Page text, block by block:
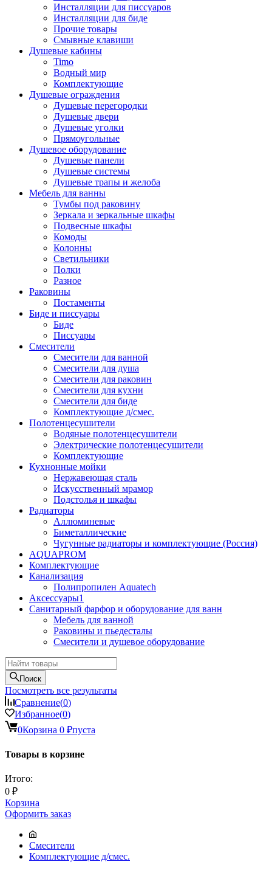
Инсталляции для писсуаров
Инсталляции для биде
Прочие товары
Смывные клавиши
Душевые кабины
Timo
Водный мир
Комплектующие
Душевые ограждения
Душевые перегородки
Душевые двери
Душевые уголки
Прямоугольные
Душевое оборудование
Душевые панели
Душевые системы
Душевые трапы и желоба
Мебель для ванны
Тумбы под раковину
Зеркала и зеркальные шкафы
Подвесные шкафы
Комоды
Колонны
Светильники
Полки
Разное
Раковины
Постаменты
Биде и писсуары
Биде
Писсуары
Смесители
Смесители для ванной
Смесители для душа
Смесители для раковин
Смесители для кухни
Смесители для биде
Комплектующие д/смес.
Полотенцесушители
Водяные полотенцесушители
Электрические полотенцесушители
Комплектующие
Кухнонные мойки
Нержавеющая сталь
Искусственный мрамор
Подстолья и шкафы
Радиаторы
Аллюминевые
Биметаллические
Чугунные радиаторы и комплектующие (Россия)
AQUAPROM
Комплектующие
Канализация
Полипропилен Aquatech
Аксессуары1
Санитарный фарфор и оборудование для ванн
Мебель для ванной
Раковины и пьедесталы
Смесители и душевое оборудование
Поиск
Посмотреть все результаты
Сравнение(0)
Избранное(0)
0Корзина 0 ₽пуста
Товары в корзине
Итого:
0 ₽
Корзина
Оформить заказ
Смесители
Комплектующие д/смес.